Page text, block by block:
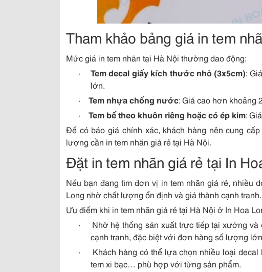
Tham khảo bảng giá in tem
Mức giá in tem nhãn tại Hà Nội thường dao động:
·
Tem decal giấy kích thước nhỏ (3x5cm):
lớn.
·
Tem nhựa chống nước: Giá cao hơn khoảng
·
Tem bế theo khuôn riêng hoặc có ép kim:
Để có báo giá chính xác, khách hàng nên cung
lượng cần in tem nhãn giá rẻ tại Hà Nội.
Đặt in tem nhãn giá rẻ tại In
Nếu bạn đang tìm đơn vị in tem nhãn giá rẻ, nhiều
Long nhờ chất lượng ổn định và giá thành cạnh tranh.
Ưu điểm khi in tem nhãn giá rẻ tại Hà Nội ở In Hoa
·
Nhờ hệ thống sản xuất trực tiếp tại xưởng
cạnh tranh, đặc biệt với đơn hàng số lượng
·
Khách hàng có thể lựa chọn nhiều loại
tem xi bạc… phù hợp với từng sản phẩm.